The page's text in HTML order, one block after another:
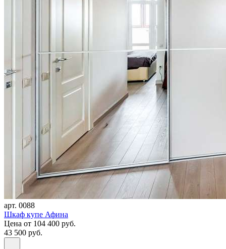
арт. 0088
Шкаф купе Афина
Цена от 104 400 руб.
43 500 руб.